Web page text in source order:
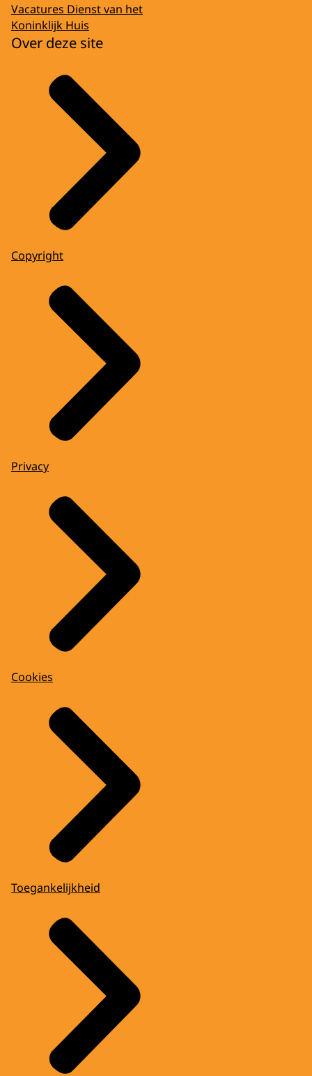
Vacatures Dienst van het
Koninklijk Huis
Over deze site
Copyright
Privacy
Cookies
Toegankelijkheid